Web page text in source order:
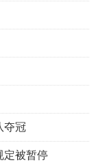
夺冠
定被暂停